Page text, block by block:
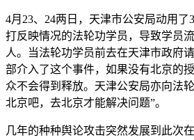
4月23、24两日，天津市公安局动用了
打反映情况的法轮功学员，导致学员
人。当法轮功学员前去在天津市政府
部介入了这个事件，如果没有北京的
众不会得到释放。天津公安局亦向法
北京吧，去北京才能解决问题”。
几年的种种舆论攻击突然发展到此次